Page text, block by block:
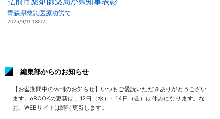
青森県救急医療功労で
2025/9/11 13:02
編集部からのお知らせ
【お盆期間中の休刊のお知らせ】いつもご愛読いただきありがとうござい
ます。eBOOKの更新は、12日（水）～14日（金）は休みになります。な
お、WEBサイトは随時更新します。